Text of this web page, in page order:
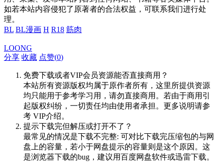
如若本站内容侵犯了原著者的合法权益，可联系我们进行处
理。
BL BL漫画 H R18 筋肉
LOONG
分享 收藏 点赞(0)
免费下载或者VIP会员资源能否直接商用？
本站所有资源版权均属于原作者所有，这里所提供资源
均只能用于参考学习用，请勿直接商用。若由于商用引
起版权纠纷，一切责任均由使用者承担。更多说明请参
考 VIP介绍。
提示下载完但解压或打开不了？
最常见的情况是下载不完整: 可对比下载完压缩包的与网
盘上的容量，若小于网盘提示的容量则是这个原因。这
是浏览器下载的bug，建议用百度网盘软件或迅雷下载。